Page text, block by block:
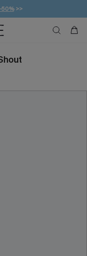
50%>>
DA 49€
SCONTO*